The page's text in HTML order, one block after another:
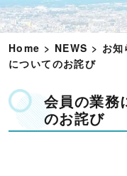
Home > NEWS > お知
についてのお詫び
会員の業務
のお詫び